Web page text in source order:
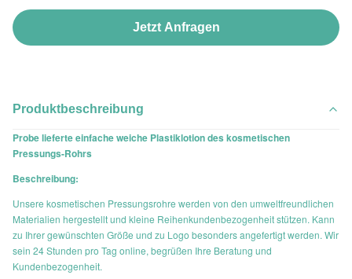
Jetzt Anfragen
Produktbeschreibung
Probe lieferte einfache weiche Plastiklotion des kosmetischen
Pressungs-Rohrs
Beschreibung:
Unsere kosmetischen Pressungsrohre werden von den umweltfreundlichen
Materialien hergestellt und kleine Reihenkundenbezogenheit stützen. Kann
zu Ihrer gewünschten Größe und zu Logo besonders angefertigt werden. Wir
sein 24 Stunden pro Tag online, begrüßen Ihre Beratung und
Kundenbezogenheit.